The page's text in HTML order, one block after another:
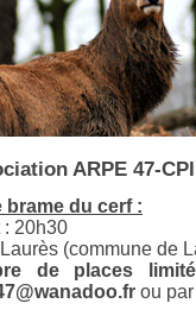
ARPE 47-
brame du cerf :
: 20h30
(commune de
de places
ou